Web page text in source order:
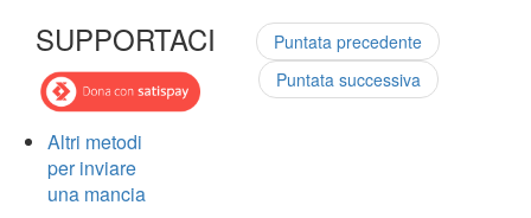
SUPPORTACI
Altri metodi
per inviare
una mancia
Puntata precedente
Puntata successiva